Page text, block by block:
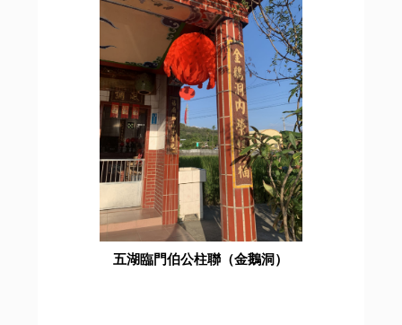
五湖臨門伯公柱聯（金鵝洞）